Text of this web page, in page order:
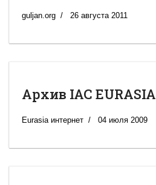
guljan.org 26 августа 2011
Архив IAC EURASIA
Eurasia интернет 04 июля 2009